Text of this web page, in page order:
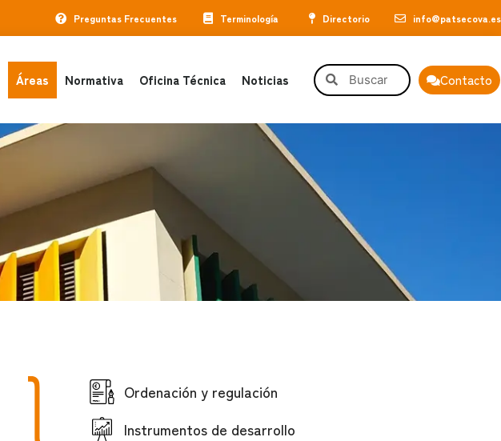
Preguntas Frecuentes Terminología Directorio info@patsecova.es
Áreas Normativa Oficina Técnica Noticias Contacto
Ordenación y regulación
Instrumentos de desarrollo